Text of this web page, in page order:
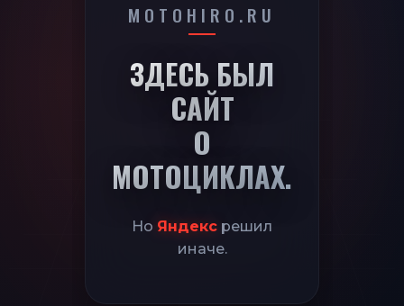
410
MOTOHIRO.RU
ЗДЕСЬ БЫЛ
САЙТ
О
МОТОЦИКЛАХ.
Но Яндекс решил
иначе.